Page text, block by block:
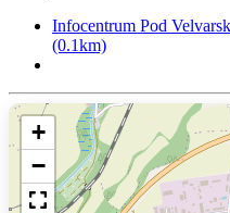
Infocentrum Pod
(0.1km)
+
−